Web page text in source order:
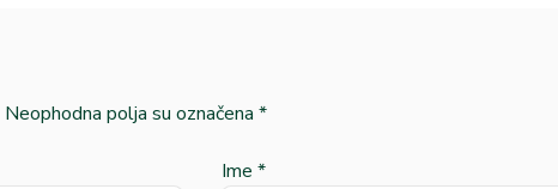
Neophodna polja su označena *
Ime *